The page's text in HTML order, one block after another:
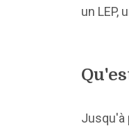
un LEP,
Jusqu'à